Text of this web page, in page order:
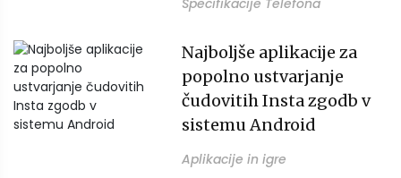
Specifikacije Telefona
Najboljše aplikacije za
popolno ustvarjanje
čudovitih Insta zgodb v
sistemu Android
Aplikacije in igre